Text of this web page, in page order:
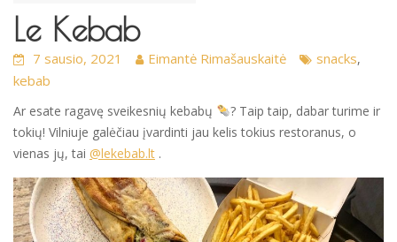
Le Kebab
7 sausio, 2021 Eimantė Rimašauskaitė snacks,
kebab
Ar esate ragavę sveikesnių kebabų
? Taip taip, dabar turime ir
tokių! Vilniuje galėčiau įvardinti jau kelis tokius restoranus, o
vienas jų, tai @lekebab.lt .